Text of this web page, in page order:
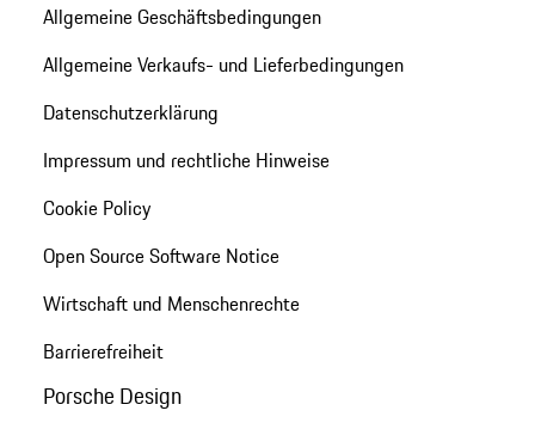
Allgemeine Geschäftsbedingungen
Allgemeine Verkaufs- und Lieferbedingungen
Datenschutzerklärung
Impressum und rechtliche Hinweise
Cookie Policy
Open Source Software Notice
Wirtschaft und Menschenrechte
Barrierefreiheit
Porsche Design